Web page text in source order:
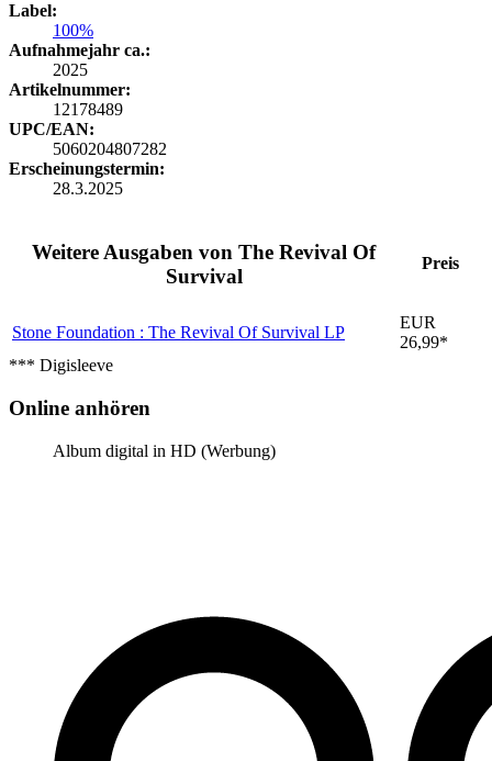
Label:
100%
Aufnahmejahr ca.:
2025
Artikelnummer:
12178489
UPC/EAN:
5060204807282
Erscheinungstermin:
28.3.2025
Weitere Ausgaben von The Revival Of
Survival
Preis
Stone Foundation : The Revival Of Survival LP
EUR
26,99*
*** Digisleeve
Online anhören
Album digital in HD (Werbung)